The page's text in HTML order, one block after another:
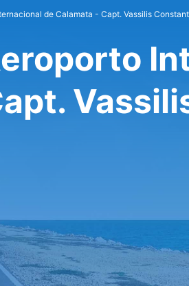
de Calamata - Capt. Vassilis